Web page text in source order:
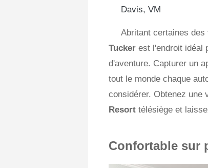
Davis, VM
Abritant certaines des
Tucker est l'endroit idéal
d'aventure. Capturer un
tout le monde chaque
considérer. Obtenez une
Resort télésiège et
Confortable sur